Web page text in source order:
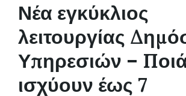
Νέα εγκύκλιος
λειτουργίας
Υπηρεσιών –
ισχύουν έως 7